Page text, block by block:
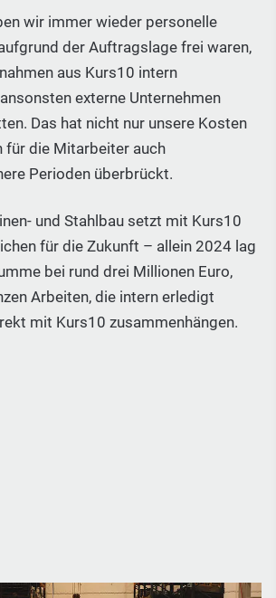
wir immer wieder personelle
der Auftragslage frei waren,
aus Kurs10 intern
externe Unternehmen
Das hat nicht nur unsere Kosten
für die Mitarbeiter auch
Perioden überbrückt.
und Stahlbau setzt mit Kurs10
für die Zukunft – allein 2024 lag
bei rund drei Millionen Euro,
Arbeiten, die intern erledigt
mit Kurs10 zusammenhängen.